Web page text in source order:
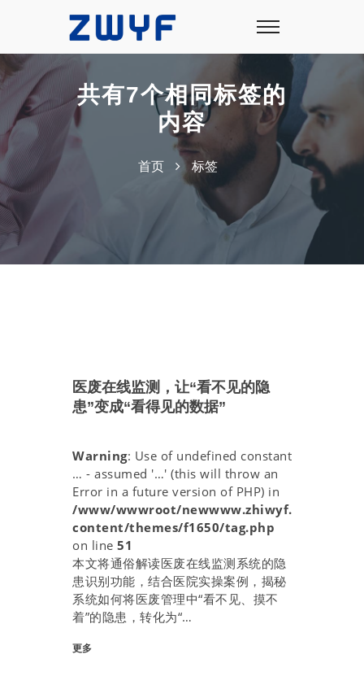
共有7个相同标签的
内容
首页 标签
医废在线监测，让“看不见的隐
患”变成“看得见的数据”
Warning: Use of undefined constant
… - assumed '…' (this will throw an
Error in a future version of PHP) in
/www/wwwroot/newwww.zhiwyf.com/wp-
content/themes/f1650/tag.php
on line 51
本文将通俗解读医废在线监测系统的隐
患识别功能，结合医院实操案例，揭秘
系统如何将医废管理中“看不见、摸不
着”的隐患，转化为“…
更多
- 3 月.